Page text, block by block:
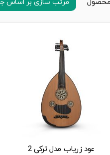
عود زریاب مدل ترکی 2